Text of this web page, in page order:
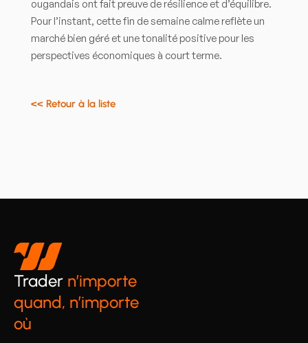
ougandais ont fait preuve de résilience et d’équilibre.
Pour l’instant, cette fin de semaine calme reflète un
marché bien géré et une tonalité positive pour les
perspectives économiques à court terme.
<< Retour à la liste
Trader n’importe
quand, n’importe
où